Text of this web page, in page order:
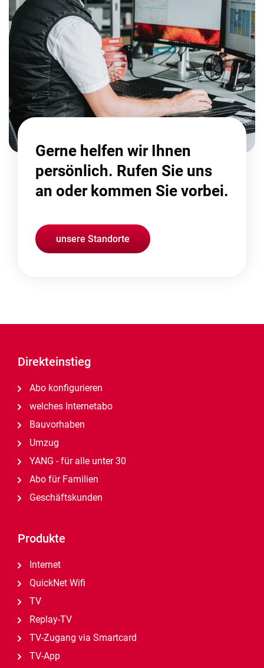
Gerne helfen wir Ihnen
persönlich. Rufen Sie uns
an oder kommen Sie vorbei.
unsere Standorte
Direkteinstieg
Abo konfigurieren
welches Internetabo
Bauvorhaben
Umzug
YANG - für alle unter 30
Abo für Familien
Geschäftskunden
Produkte
Internet
QuickNet Wifi
TV
Replay-TV
TV-Zugang via Smartcard
TV-App